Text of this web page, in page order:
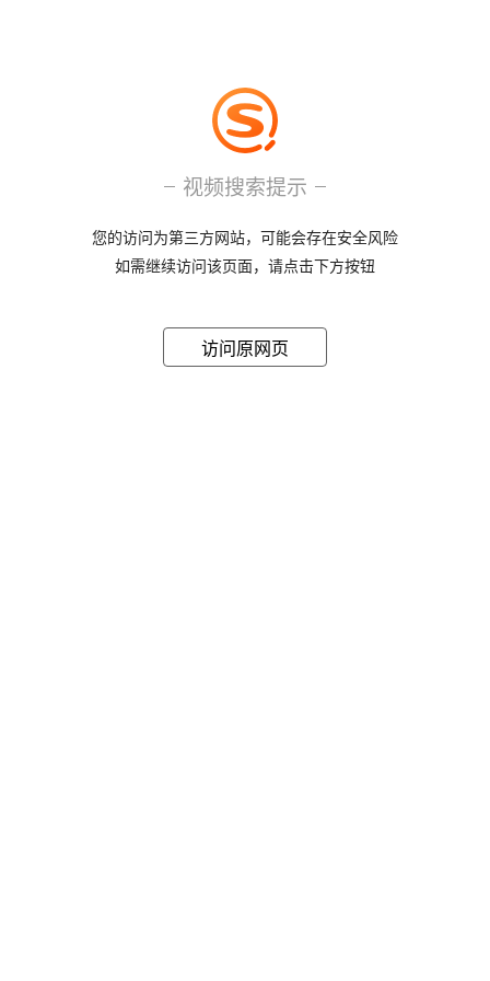
视频搜索提示
您的访问为第三方网站，可能会存在安全风险
如需继续访问该页面，请点击下方按钮
访问原网页